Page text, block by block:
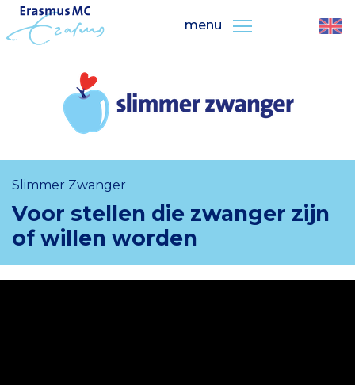
menu
Slimmer Zwanger
Voor stellen die zwanger zijn
of willen worden